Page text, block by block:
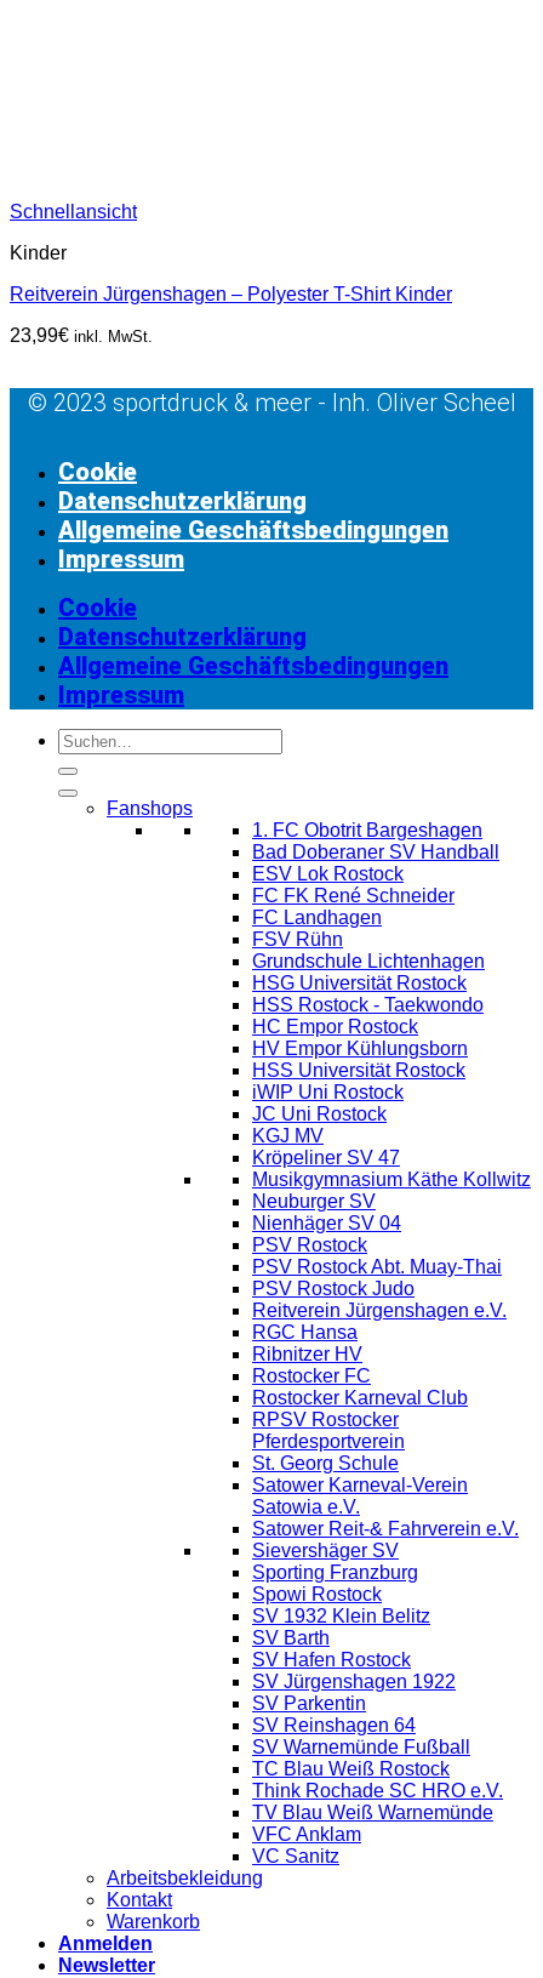
Schnellansicht
Kinder
Reitverein Jürgenshagen – Polyester T-Shirt Kinder
23,99€ inkl. MwSt.
© 2023 sportdruck & meer - Inh. Oliver Scheel
Cookie
Datenschutzerklärung
Allgemeine Geschäftsbedingungen
Impressum
Cookie
Datenschutzerklärung
Allgemeine Geschäftsbedingungen
Impressum
Suchen
nach:
Fanshops
1. FC Obotrit Bargeshagen
Bad Doberaner SV Handball
ESV Lok Rostock
FC FK René Schneider
FC Landhagen
FSV Rühn
Grundschule Lichtenhagen
HSG Universität Rostock
HSS Rostock - Taekwondo
HC Empor Rostock
HV Empor Kühlungsborn
HSS Universität Rostock
iWIP Uni Rostock
JC Uni Rostock
KGJ MV
Kröpeliner SV 47
Musikgymnasium Käthe Kollwitz
Neuburger SV
Nienhäger SV 04
PSV Rostock
PSV Rostock Abt. Muay-Thai
PSV Rostock Judo
Reitverein Jürgenshagen e.V.
RGC Hansa
Ribnitzer HV
Rostocker FC
Rostocker Karneval Club
RPSV Rostocker
Pferdesportverein
St. Georg Schule
Satower Karneval-Verein
Satowia e.V.
Satower Reit-& Fahrverein e.V.
Sievershäger SV
Sporting Franzburg
Spowi Rostock
SV 1932 Klein Belitz
SV Barth
SV Hafen Rostock
SV Jürgenshagen 1922
SV Parkentin
SV Reinshagen 64
SV Warnemünde Fußball
TC Blau Weiß Rostock
Think Rochade SC HRO e.V.
TV Blau Weiß Warnemünde
VFC Anklam
VC Sanitz
Arbeitsbekleidung
Kontakt
Warenkorb
Anmelden
Newsletter